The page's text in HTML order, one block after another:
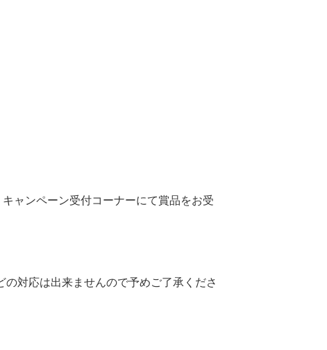
ャンペーン受付コーナーにて賞品をお受
対応は出来ませんので予めご了承くださ